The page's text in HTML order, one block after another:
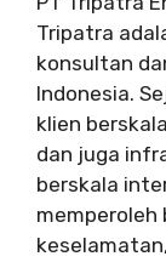
Tripatra
konsultan
Indonesia.
klien
dan juga
berskala